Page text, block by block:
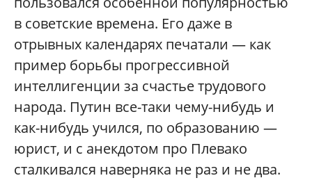
в советские времена. Его даже в
отрывных календарях печатали — как
пример борьбы прогрессивной
интеллигенции за счастье трудового
народа. Путин все-таки чему-нибудь и
как-нибудь учился, по образованию —
юрист, и с анекдотом про Плевако
сталкивался наверняка не раз и не два.